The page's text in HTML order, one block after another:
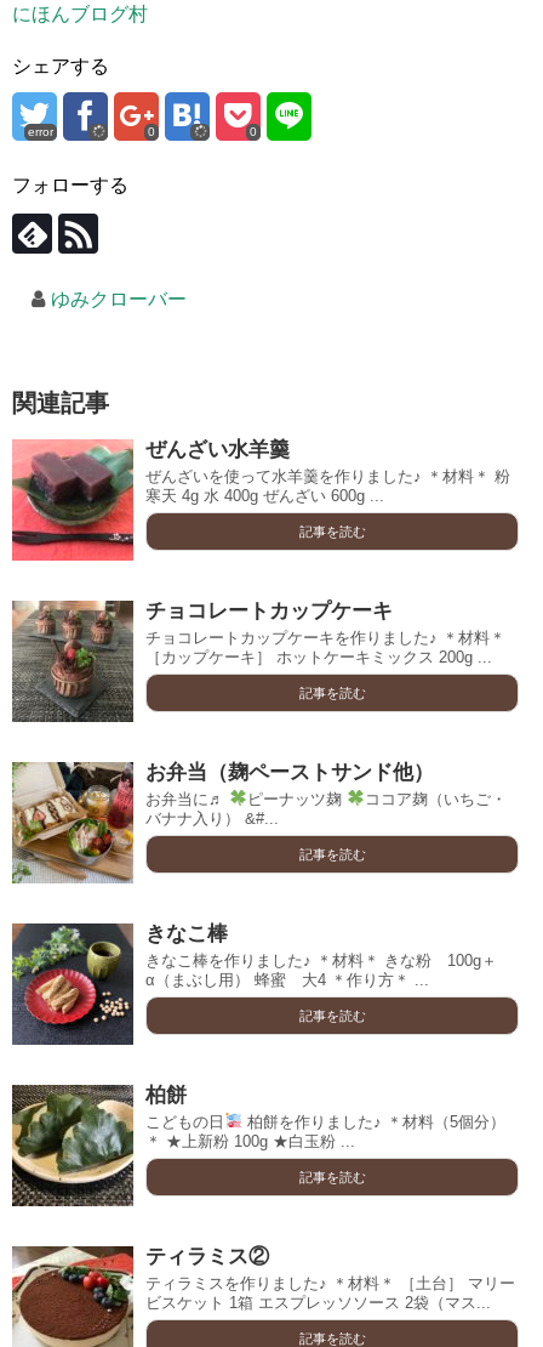
にほんブログ村
シェアする
error 0 0
フォローする
ゆみクローバー
関連記事
ぜんざい水羊羹
ぜんざいを使って水羊羹を作りました♪ ＊材料＊ 粉
寒天 4g 水 400g ぜんざい 600g ...
記事を読む
チョコレートカップケーキ
チョコレートカップケーキを作りました♪ ＊材料＊
［カップケーキ］ ホットケーキミックス 200g ...
記事を読む
お弁当（麹ペーストサンド他）
お弁当に♬ ピーナッツ麹
ココア麹（いちご・
バナナ入り） &#...
記事を読む
きなこ棒
きなこ棒を作りました♪ ＊材料＊ きな粉 100g＋
α（まぶし用） 蜂蜜 大4 ＊作り方＊ ...
記事を読む
柏餅
こどもの日
柏餅を作りました♪ ＊材料（5個分）
＊ ★上新粉 100g ★白玉粉 ...
記事を読む
ティラミス②
ティラミスを作りました♪ ＊材料＊ ［土台］ マリー
ビスケット 1箱 エスプレッソソース 2袋（マス...
記事を読む